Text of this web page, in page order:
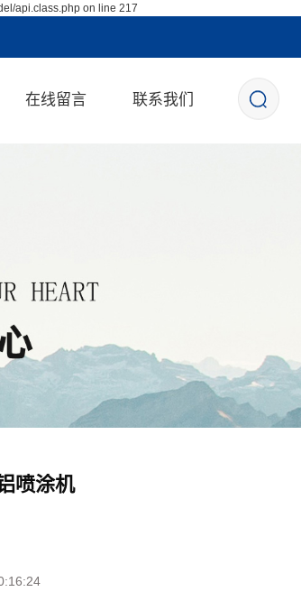
api.class.php on line 217
在线留言 联系我们
喷涂机